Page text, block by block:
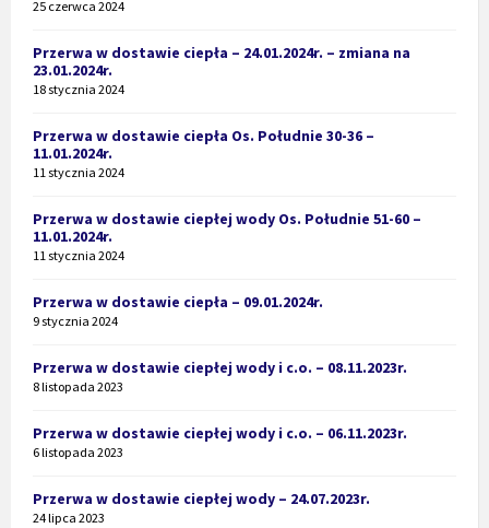
25 czerwca 2024
Przerwa w dostawie ciepła – 24.01.2024r. – zmiana na
23.01.2024r.
18 stycznia 2024
Przerwa w dostawie ciepła Os. Południe 30-36 –
11.01.2024r.
11 stycznia 2024
Przerwa w dostawie ciepłej wody Os. Południe 51-60 –
11.01.2024r.
11 stycznia 2024
Przerwa w dostawie ciepła – 09.01.2024r.
9 stycznia 2024
Przerwa w dostawie ciepłej wody i c.o. – 08.11.2023r.
8 listopada 2023
Przerwa w dostawie ciepłej wody i c.o. – 06.11.2023r.
6 listopada 2023
Przerwa w dostawie ciepłej wody – 24.07.2023r.
24 lipca 2023